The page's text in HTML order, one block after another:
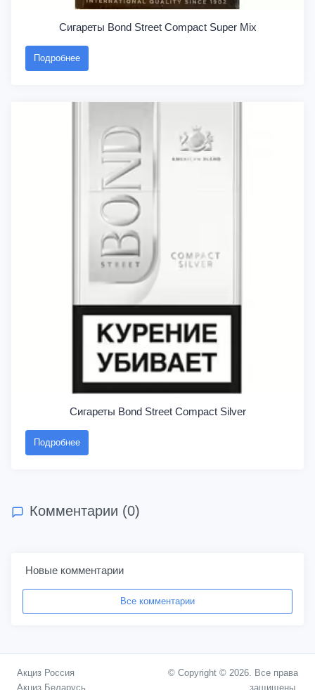
Сигареты Bond Street Compact Super Mix
Подробнее
Сигареты Bond Street Compact Silver
Подробнее
Комментарии (0)
Новые комментарии
Все комментарии
Акциз Россия
Акциз Беларусь
© Copyright © 2026. Все права
защищены.